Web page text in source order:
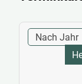
Nach Jahr